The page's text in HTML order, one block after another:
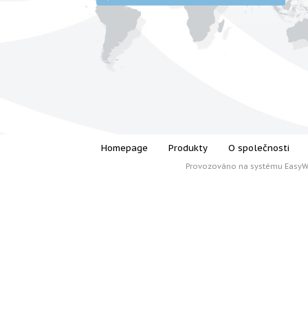
Homepage Produkty O společnosti
Provozováno na systému